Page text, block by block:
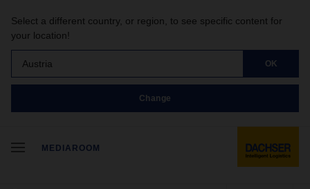
Select a different country, or region, to see specific content for
your location!
Austria OK
Change
MEDIAROOM